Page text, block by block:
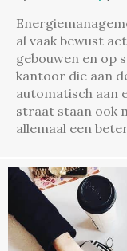
al vaak bewust
gebouwen en op
kantoor die aan
automatisch aan
straat staan ook
allemaal een